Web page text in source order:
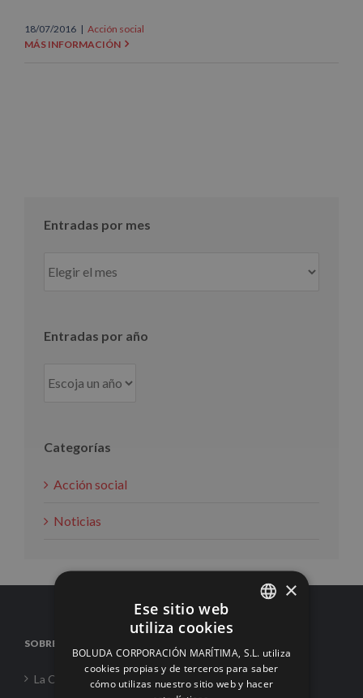
18/07/2016 | Acción social
MÁS INFORMACIÓN
Entradas por mes
por
Entradas por año
Categorías
Acción social
Noticias
SOBRE NOSOTROS
La Corporación
ENGLISH
FRENCH
×
Ese sitio web
utiliza cookies
BOLUDA CORPORACIÓN MARÍTIMA, S.L. utiliza
cookies propias y de terceros para saber
cómo utilizas nuestro sitio web y hacer